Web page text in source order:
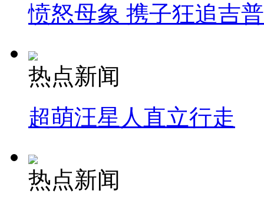
愤怒母象 携子狂追吉
热点新闻
超萌汪星人直立行走
热点新闻